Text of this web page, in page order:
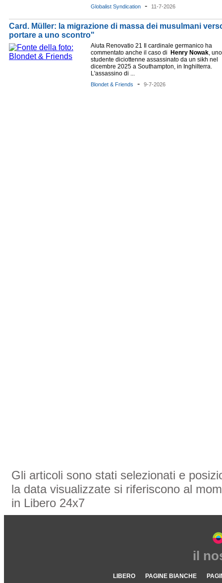
Globalist Syndication - 11-7-2026
Card. Müller: la migrazione di massa dei musulmani
portare a uno scontro"
Aiuta Renovatio 21 Il cardinale germanico ha
commentato anche il caso di
Henry Nowak, uno
studente diciottenne assassinato da un sikh nel
dicembre 2025 a Southampton, in Inghilterra.
L'assassino di ...
Blondet & Friends - 9-7-2026
Gli articoli sono stati selezionati e
la data visualizzate si riferiscono al
in Libero 24x7
il
LIBERO PAGINE BIANCHE